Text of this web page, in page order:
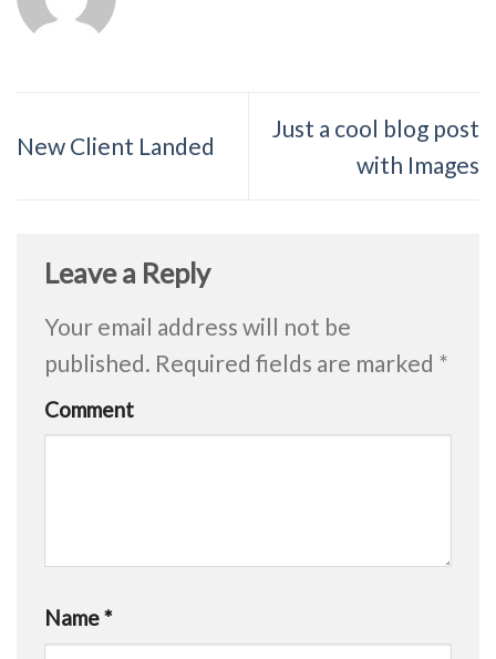
New Client Landed
Just a cool blog post
with Images
Leave a Reply
Your email address will not be
published. Required fields are marked *
Comment
Name*